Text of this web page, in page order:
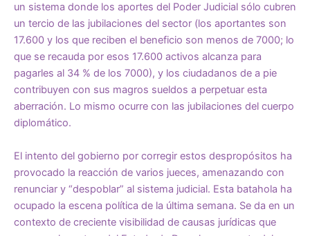
un sistema donde los aportes del Poder Judicial sólo cubren
un tercio de las jubilaciones del sector (los aportantes son
17.600 y los que reciben el beneficio son menos de 7000; lo
que se recauda por esos 17.600 activos alcanza para
pagarles al 34 % de los 7000), y los ciudadanos de a pie
contribuyen con sus magros sueldos a perpetuar esta
aberración. Lo mismo ocurre con las jubilaciones del cuerpo
diplomático.
El intento del gobierno por corregir estos despropósitos ha
provocado la reacción de varios jueces, amenazando con
renunciar y “despoblar” al sistema judicial. Esta batahola ha
ocupado la escena política de la última semana. Se da en un
contexto de creciente visibilidad de causas jurídicas que